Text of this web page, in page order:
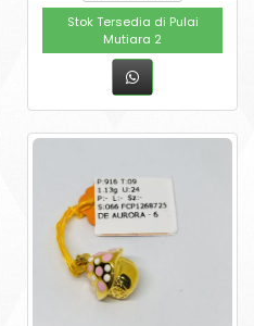
Stok Tersedia di Pulai
Mutiara 2